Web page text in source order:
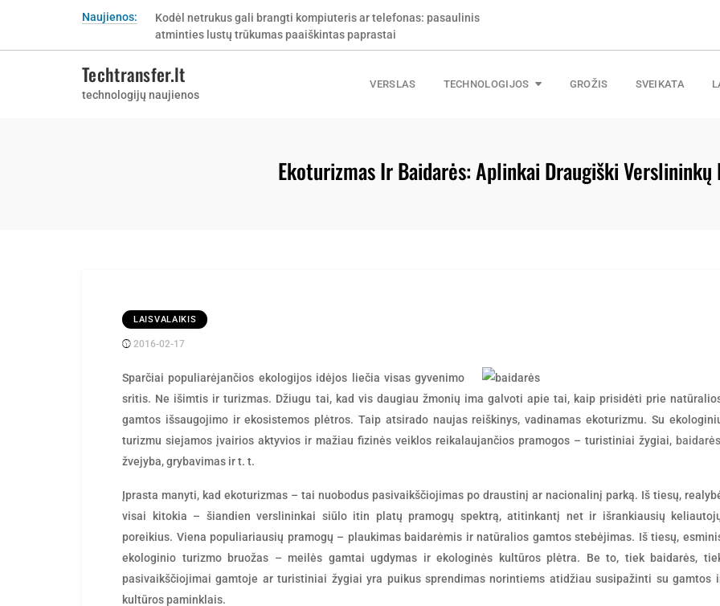
Naujienos:
Kodėl netrukus gali brangti kompiuteris ar telefonas: pasaulinis
atminties lustų trūkumas paaiškintas paprastai
Techtransfer.lt
technologijų naujienos
VERSLAS TECHNOLOGIJOS GROŽIS SVEIKATA
Ekoturizmas Ir Baidarės: Aplinkai Draugiški Verslininkų
LAISVALAIKIS
2016-02-17
by
Sparčiai populiarėjančios ekologijos idėjos liečia visas gyvenimo
sritis. Ne išimtis ir turizmas. Džiugu tai, kad vis daugiau žmonių ima galvoti apie tai, kaip prisidėti prie
gamtos išsaugojimo ir ekosistemos plėtros. Taip atsirado naujas reiškinys, vadinamas ekoturizmu. Su
turizmu siejamos įvairios aktyvios ir mažiau fizinės veiklos reikalaujančios pramogos – turistiniai žygiai, baidarės
žvejyba, grybavimas ir t. t.
Įprasta manyti, kad ekoturizmas – tai nuobodus pasivaikščiojimas po draustinį ar nacionalinį parką. Iš tiesų,
visai kitokia – šiandien verslininkai siūlo itin platų pramogų spektrą, atitinkantį net ir išrankiausių
poreikius. Viena populiariausių pramogų – plaukimas baidarėmis ir natūralios gamtos stebėjimas. Iš tiesų,
ekologinio turizmo bruožas – meilės gamtai ugdymas ir ekologinės kultūros plėtra. Be to, tiek baidarės,
pasivaikščiojimai gamtoje ar turistiniai žygiai yra puikus sprendimas norintiems atidžiau susipažinti su gamtos
kultūros paminklais.